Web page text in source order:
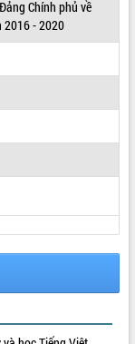
Chính phủ về
2016 - 2020